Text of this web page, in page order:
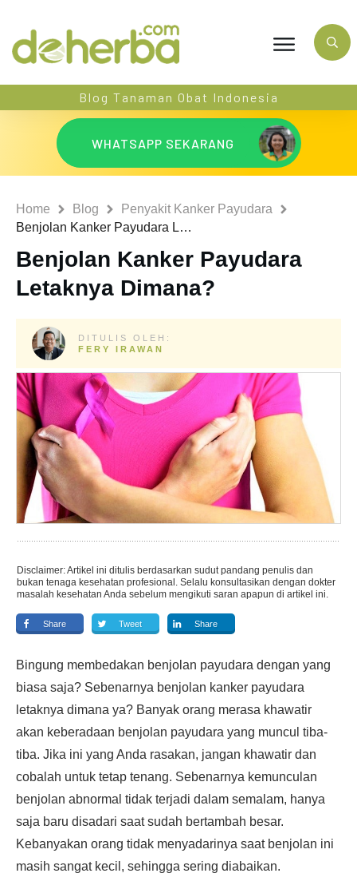
Blog Tanaman Obat Indonesia
WHATSAPP SEKARANG
Home Blog
Penyakit Kanker Payudara
Benjolan Kanker Payudara Letaknya Dimana?
Benjolan Kanker Payudara
Letaknya Dimana?
DITULIS OLEH:
FERY IRAWAN
Disclaimer: Artikel ini ditulis berdasarkan sudut pandang penulis dan
bukan tenaga kesehatan profesional. Selalu konsultasikan dengan dokter
masalah kesehatan Anda sebelum mengikuti saran apapun di artikel ini.
Share Tweet Share
Bingung membedakan benjolan payudara dengan yang
biasa saja? Sebenarnya benjolan kanker payudara
letaknya dimana ya? Banyak orang merasa khawatir
akan keberadaan benjolan payudara yang muncul tiba-
tiba. Jika ini yang Anda rasakan, jangan khawatir dan
cobalah untuk tetap tenang. Sebenarnya kemunculan
benjolan abnormal tidak terjadi dalam semalam, hanya
saja baru disadari saat sudah bertambah besar.
Kebanyakan orang tidak menyadarinya saat benjolan ini
masih sangat kecil, sehingga sering diabaikan.